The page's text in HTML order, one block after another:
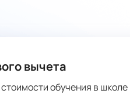
вычета
обучения в школе